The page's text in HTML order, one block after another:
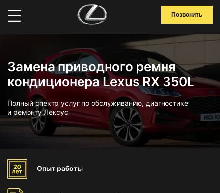
Позвонить
Замена приводного ремня
кондиционера Lexus RX 350L
Полный спектр услуг по обслуживанию, диагностике
и ремонту Лексус
Опыт работы